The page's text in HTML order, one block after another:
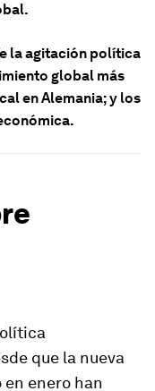
la agitación política
global más
en Alemania; y los
que la nueva
enero han